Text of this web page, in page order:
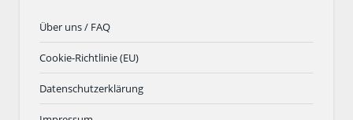
Über uns / FAQ
Cookie-Richtlinie (EU)
Datenschutzerklärung